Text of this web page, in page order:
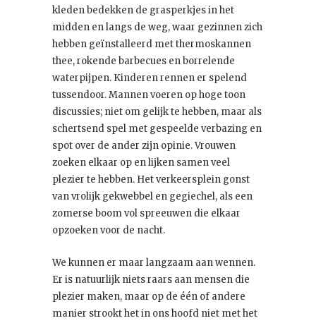
kleden bedekken de grasperkjes in het
midden en langs de weg, waar gezinnen zich
hebben geïnstalleerd met thermoskannen
thee, rokende barbecues en borrelende
waterpijpen. Kinderen rennen er spelend
tussendoor. Mannen voeren op hoge toon
discussies; niet om gelijk te hebben, maar als
schertsend spel met gespeelde verbazing en
spot over de ander zijn opinie. Vrouwen
zoeken elkaar op en lijken samen veel
plezier te hebben. Het verkeersplein gonst
van vrolijk gekwebbel en gegiechel, als een
zomerse boom vol spreeuwen die elkaar
opzoeken voor de nacht.
We kunnen er maar langzaam aan wennen.
Er is natuurlijk niets raars aan mensen die
plezier maken, maar op de één of andere
manier strookt het in ons hoofd niet met het